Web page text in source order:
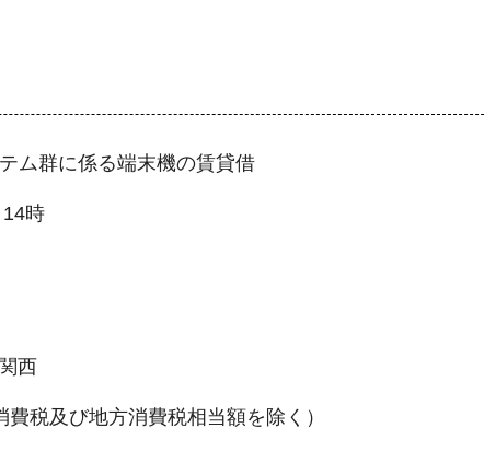
ム群に係る端末機の賃貸借
時
西
税及び地方消費税相当額を除く）